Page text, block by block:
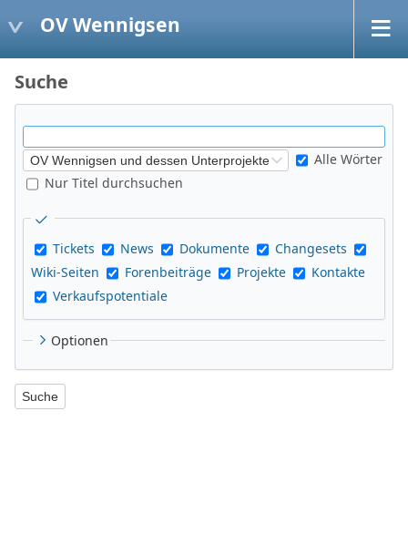
OV Wennigsen
Suche
Alle Wörter
Nur Titel durchsuchen
Tickets News Dokumente
Changesets
Wiki-Seiten
Forenbeiträge Projekte
Kontakte
Verkaufspotentiale
Optionen